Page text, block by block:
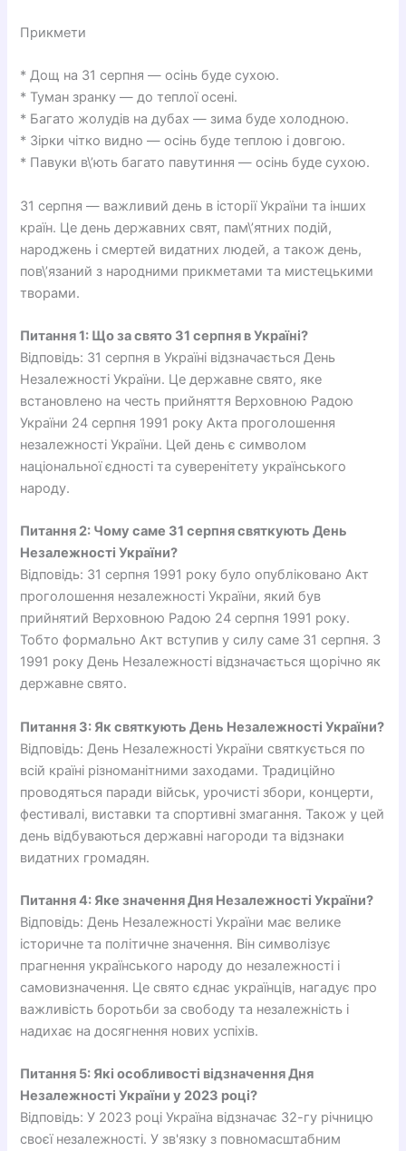
Прикмети
* Дощ на 31 серпня — осінь буде сухою.
* Туман зранку — до теплої осені.
* Багато жолудів на дубах — зима буде холодною.
* Зірки чітко видно — осінь буде теплою і довгою.
* Павуки в\’ють багато павутиння — осінь буде сухою.
31 серпня — важливий день в історії України та інших
країн. Це день державних свят, пам\’ятних подій,
народжень і смертей видатних людей, а також день,
пов\’язаний з народними прикметами та мистецькими
творами.
Питання 1: Що за свято 31 серпня в Україні?
Відповідь: 31 серпня в Україні відзначається День
Незалежності України. Це державне свято, яке
встановлено на честь прийняття Верховною Радою
України 24 серпня 1991 року Акта проголошення
незалежності України. Цей день є символом
національної єдності та суверенітету українського
народу.
Питання 2: Чому саме 31 серпня святкують День
Незалежності України?
Відповідь: 31 серпня 1991 року було опубліковано Акт
проголошення незалежності України, який був
прийнятий Верховною Радою 24 серпня 1991 року.
Тобто формально Акт вступив у силу саме 31 серпня. З
1991 року День Незалежності відзначається щорічно як
державне свято.
Питання 3: Як святкують День Незалежності України?
Відповідь: День Незалежності України святкується по
всій країні різноманітними заходами. Традиційно
проводяться паради військ, урочисті збори, концерти,
фестивалі, виставки та спортивні змагання. Також у цей
день відбуваються державні нагороди та відзнаки
видатних громадян.
Питання 4: Яке значення Дня Незалежності України?
Відповідь: День Незалежності України має велике
історичне та політичне значення. Він символізує
прагнення українського народу до незалежності і
самовизначення. Це свято єднає українців, нагадує про
важливість боротьби за свободу та незалежність і
надихає на досягнення нових успіхів.
Питання 5: Які особливості відзначення Дня
Незалежності України у 2023 році?
Відповідь: У 2023 році Україна відзначає 32-гу річницю
своєї незалежності. У зв'язку з повномасштабним